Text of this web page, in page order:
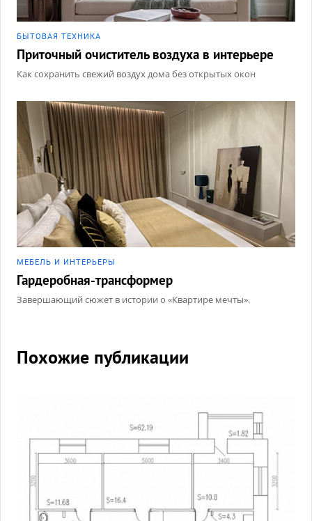
БЫТОВАЯ ТЕХНИКА
Приточный очиститель воздуха в интерьере
Как сохранить свежий воздух дома без открытых окон
МЕБЕЛЬ И ИНТЕРЬЕРЫ
Гардеробная-трансформер
Завершающий сюжет в истории о «Квартире мечты».
Похожие публикации